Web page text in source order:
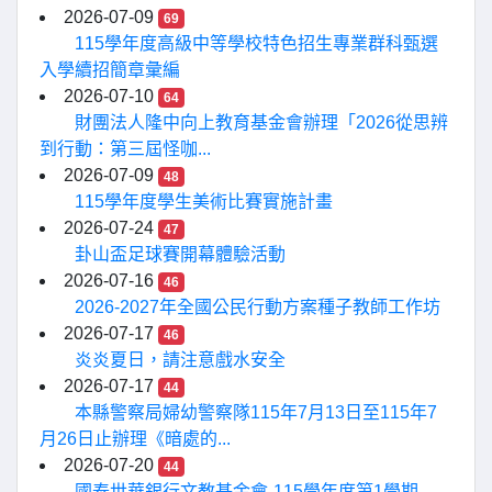
2026-07-09 69
115學年度高級中等學校特色招生專業群科甄選
入學續招簡章彙編
2026-07-10
64
財團法人隆中向上教育基金會辦理「2026從思辨
到行動：第三屆怪咖...
2026-07-09
48
115學年度學生美術比賽實施計畫
2026-07-24
47
卦山盃足球賽開幕體驗活動
2026-07-16
46
2026-2027年全國公民行動方案種子教師工作坊
2026-07-17
46
炎炎夏日，請注意戲水安全
2026-07-17
44
本縣警察局婦幼警察隊115年7月13日至115年7
月26日止辦理《暗處的...
2026-07-20
44